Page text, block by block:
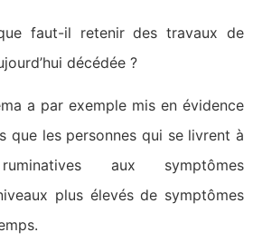
faut-il retenir des travaux de
décédée ?
a par exemple mis en évidence
que les personnes qui se livrent à
aux symptômes
plus élevés de symptômes